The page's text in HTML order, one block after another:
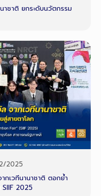
าชาติ ยกระดับนวัตกรรม
2025
กเวทีนานาชาติ ตอกย้ำ
2025